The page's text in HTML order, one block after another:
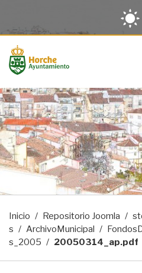
Inicio Repositorio Joomla
s
ArchivoMunicipal
s_2005
20050314_ap.pdf